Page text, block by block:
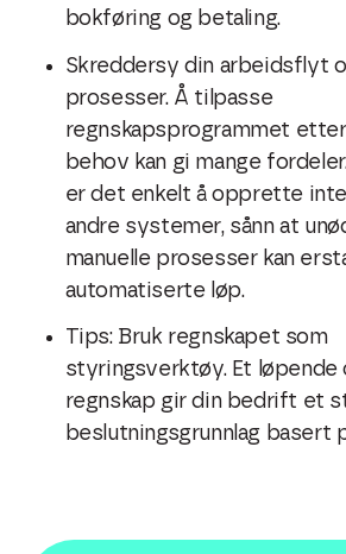
bokføring og betaling.
Skreddersy din arbeidsflyt
prosesser. Å tilpasse
regnskapsprogrammet
behov kan gi mange
er det enkelt å opprette
andre systemer, sånn at
manuelle prosesser kan
automatiserte løp.
Tips: Bruk regnskapet som
styringsverktøy. Et
regnskap gir din bedrift et
beslutningsgrunnlag basert